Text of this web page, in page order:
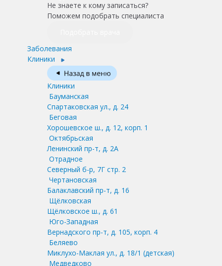
Не знаете к кому записаться?
Поможем подобрать специалиста
Заболевания
Клиники
Клиники
Бауманская
Спартаковская ул., д. 24
Беговая
Хорошевское ш., д. 12, корп. 1
Октябрьская
Ленинский пр-т, д. 2А
Отрадное
Северный б-р, 7Г стр. 2
Чертановская
Балаклавский пр-т, д. 16
Щёлковская
Щёлковское ш., д. 61
Юго-Западная
Вернадского пр-т, д. 105, корп. 4
Беляево
Миклухо-Маклая ул., д. 18/1 (детская)
Медведково